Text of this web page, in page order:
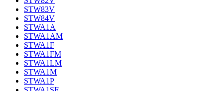
STW83V
STW84V
STWA1A
STWA1AM
STWA1F
STWA1FM
STWA1LM
STWA1M
STWA1P